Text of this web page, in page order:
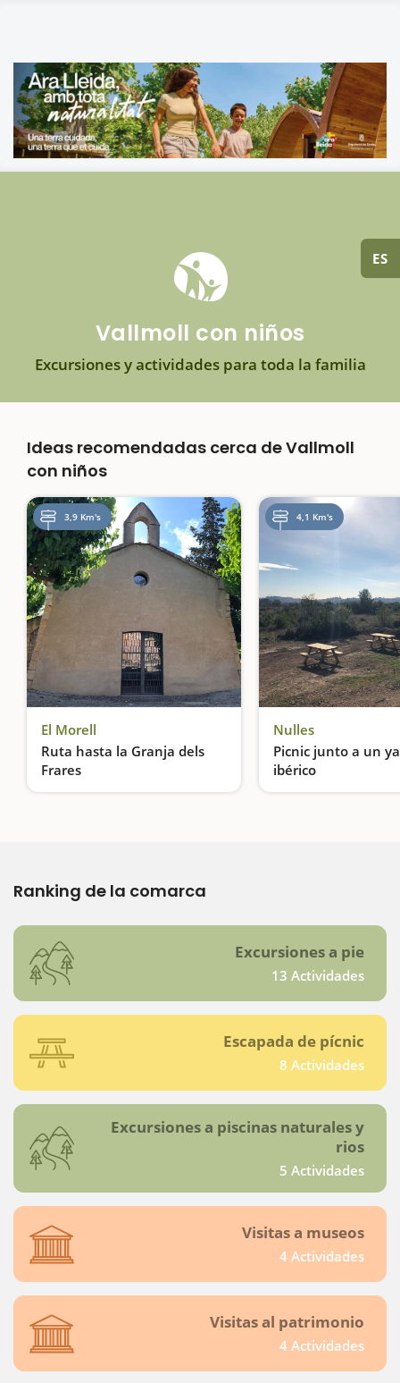
ES
Vallmoll con niños
Excursiones y actividades para toda la familia
Ideas recomendadas cerca de Vallmoll
con niños
3,9 Km's
El Morell
Ruta hasta la Granja dels
Frares
Entre avellanos e infraestructuras
4,1 Km's
Nulles
Picnic junto a un
ibérico
Ranking de la comarca
Excursiones a pie
13 Actividades
Escapada de pícnic
8 Actividades
Excursiones a piscinas naturales y
rios
5 Actividades
Visitas a museos
4 Actividades
Visitas al patrimonio
4 Actividades